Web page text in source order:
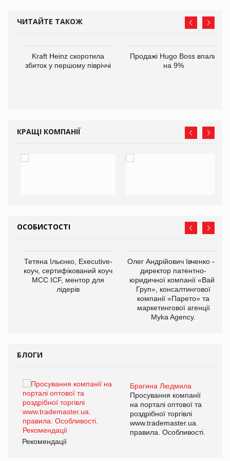
ЧИТАЙТЕ ТАКОЖ
Kraft Heinz скоротила
збиток у першому півріччі
Продажі Hugo Boss впали
на 9%
КРАЩІ КОМПАНІЇ
ОСОБИСТОСТІ
Тетяна Ільєнко, Executive-
коуч, сертифікований коуч
МСС ICF, ментор для
лідерів
Олег Андрійович Івченко —
директор патентно-
юридичної компанії «Вайз
Груп», консалтингової
компанії «Парето» та
маркетингової агенції
Myka Agency.
БЛОГИ
Брагина Людмила
Просування компанії
на порталі оптової та
роздрібної торгівлі
www.trademaster.ua.
правила. Особливості.
Рекомендації